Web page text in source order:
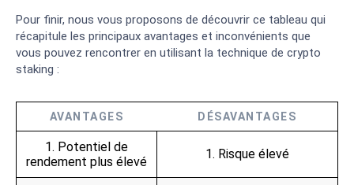
Pour finir, nous vous proposons de découvrir ce tableau qui
récapitule les principaux avantages et inconvénients que
vous pouvez rencontrer en utilisant la technique de crypto
staking :
AVANTAGES DÉSAVANTAGES
1. Potentiel de
rendement plus élevé
1. Risque élevé